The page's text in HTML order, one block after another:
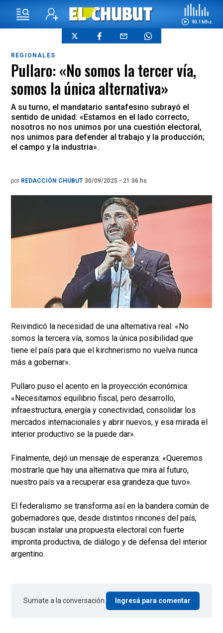
90.1 Mhz
REGIONALES
Pullaro: «No somos la tercer vía,
somos la única alternativa»
A su turno, el mandatario santafesino subrayó el
sentido de unidad: «Estamos en el lado correcto,
nosotros no nos unimos por una cuestión electoral,
nos unimos para defender al trabajo y la producción;
el campo y la industria».
por REDACCIÓN CHUBUT 30/09/2025 - 21.36.hs
Reivindicó la necesidad de una alternativa real: «No
somos la tercera vía, somos la única posibilidad que
tiene el país para que el kirchnerismo no vuelva nunca
más a gobernar».
Pullaro puso el acento en la proyección económica:
«Necesitamos equilibrio fiscal, pero desarrollo,
infraestructura, energía y conectividad, consolidar los
mercados internacionales y abrir nuevos, y esa mirada el
interior productivo se la puede dar».
Finalmente, dejó un mensaje de esperanza: «Queremos
mostrarle que hay una alternativa que mira al futuro,
nuestro país va a recuperar esa grandeza que tuvo».
El federalismo se transforma así en la bandera común de
gobernadores que, desde distintos rincones del país,
buscan instalar una propuesta electoral con fuerte
impronta productiva, de diálogo y de defensa del interior
argentino.
Sumate a la conversación. Ingresá para comentar